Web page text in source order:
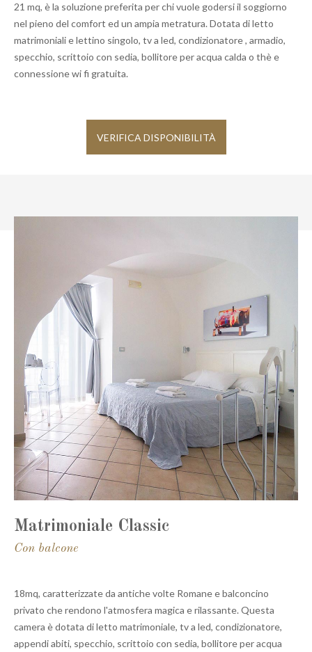
21 mq, è la soluzione preferita per chi vuole godersi il soggiorno
nel pieno del comfort ed un ampia metratura. Dotata di letto
matrimoniali e lettino singolo, tv a led, condizionatore , armadio,
specchio, scrittoio con sedia, bollitore per acqua calda o thè e
connessione wi fi gratuita.
VERIFICA DISPONIBILITÀ
Matrimoniale Classic
Con balcone
18mq, caratterizzate da antiche volte Romane e balconcino
privato che rendono l'atmosfera magica e rilassante. Questa
camera è dotata di letto matrimoniale, tv a led, condizionatore,
appendi abiti, specchio, scrittoio con sedia, bollitore per acqua